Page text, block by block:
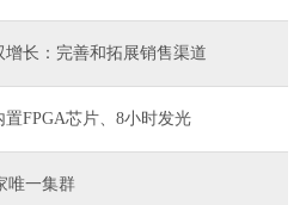
长：完善和拓展销售渠道
FPGA芯片、8小时发光
唯一集群